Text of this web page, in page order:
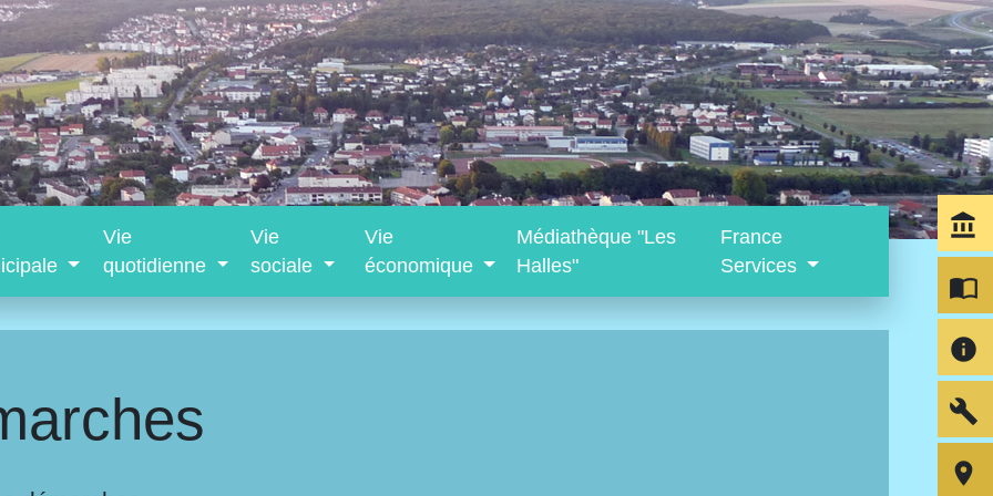
Vie
quotidienne
Vie
sociale
Vie
économique
Médiathèque "Les
Halles"
France
Services
account_balance
import_contacts
info
build
room